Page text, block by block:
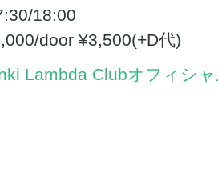
18:00
door ¥3,500(+D代)
Lambda Clubオフィシ